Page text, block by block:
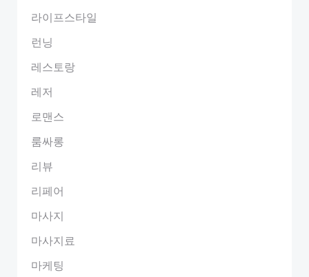
라이프스타일
런닝
레스토랑
레저
로맨스
룸싸롱
리뷰
리페어
마사지
마사지료
마케팅